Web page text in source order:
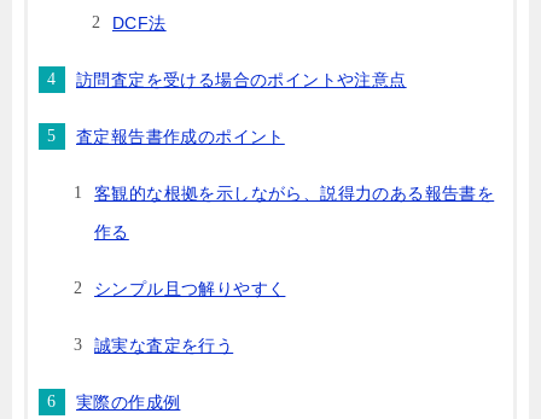
DCF法
訪問査定を受ける場合のポイントや注意点
査定報告書作成のポイント
客観的な根拠を示しながら、説得力のある報告書を
作る
シンプル且つ解りやすく
誠実な査定を行う
実際の作成例